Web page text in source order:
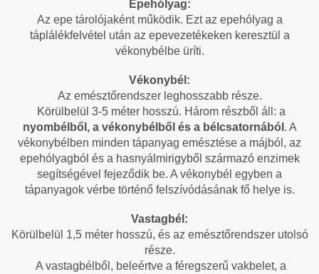
Epehólyag:
Az epe tárolójaként működik. Ezt az epehólyag a
táplálékfelvétel után az epevezetékeken keresztül a
vékonybélbe üríti.
Vékonybél:
Az emésztőrendszer leghosszabb része.
Körülbelül 3-5 méter hosszú. Három részből áll: a
nyombélből, a vékonybélből és a bélcsatornából . A
vékonybélben minden tápanyag emésztése a májból, az
epehólyagból és a hasnyálmirigyből származó enzimek
segítségével fejeződik be. A vékonybél egyben a
tápanyagok vérbe történő felszívódásának fő helye is.
Vastagbél:
Körülbelül 1,5 méter hosszú, és az emésztőrendszer utolsó
része.
A vastagbélből, beleértve a féregszerű vakbelet, a